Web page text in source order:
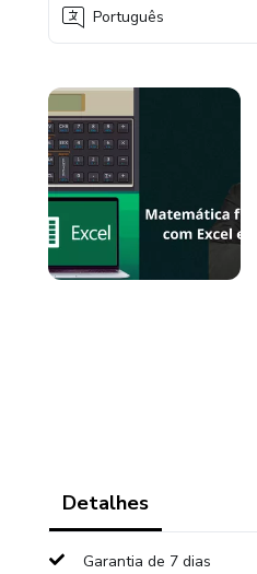
Português
Detalhes
Garantia de 7 dias